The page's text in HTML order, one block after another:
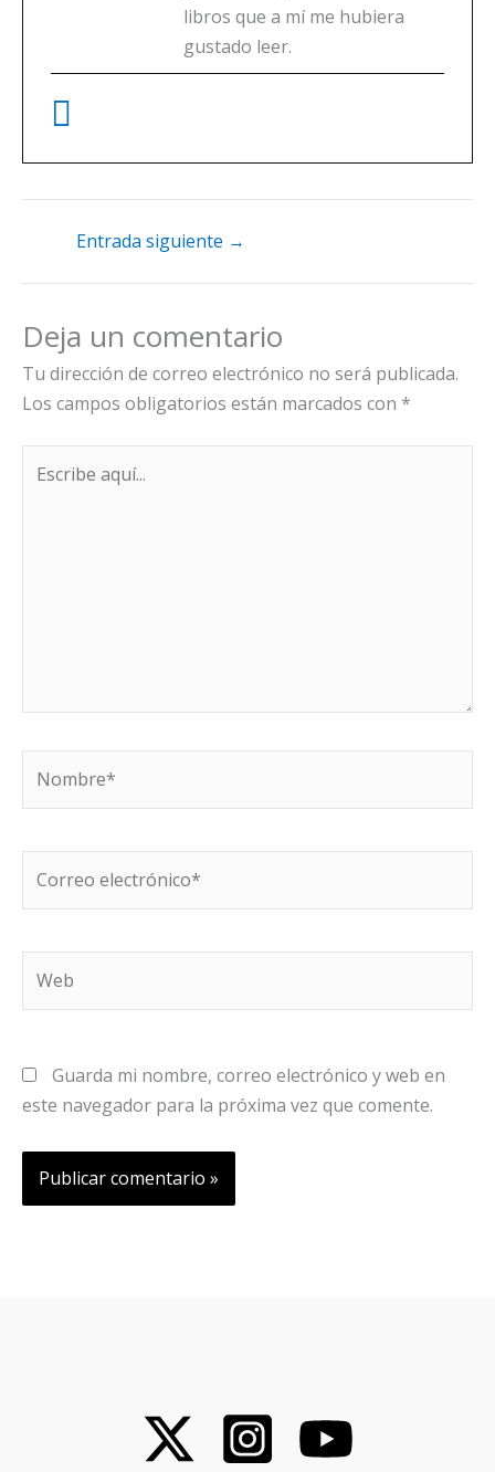
libros que a mí me hubiera
gustado leer.
Entrada siguiente →
Deja un comentario
Tu dirección de correo electrónico no será publicada.
Los campos obligatorios están marcados con *
aquí...
electrónico*
Guarda mi nombre, correo electrónico y web en
este navegador para la próxima vez que comente.